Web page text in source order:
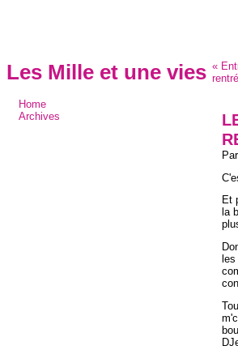
Les Mille et une vies
Home
Archives
«
Par
Et
la